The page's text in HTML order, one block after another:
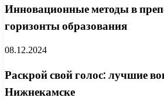
Инновационные методы в
горизонты образования
08.12.2024
Раскрой свой голос: лучшие
Нижнекамске